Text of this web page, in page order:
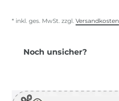
* inkl. ges. MwSt. zzgl. Versandkosten
Noch unsicher?